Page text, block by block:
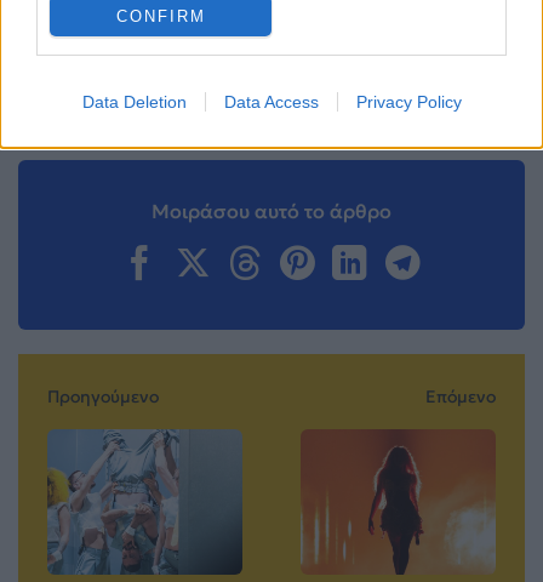
CONFIRM
Data Deletion Data Access Privacy Policy
Mad.gr στο MSN
Μοιράσου αυτό το άρθρο
Προηγούμενο Επόμενο